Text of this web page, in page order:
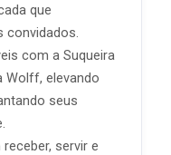
que
convidados.
com a Suqueira
Wolff, elevando
seus
servir e